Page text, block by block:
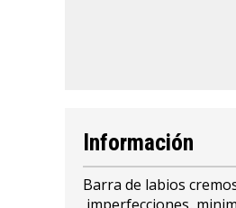
Información
Barra de labios